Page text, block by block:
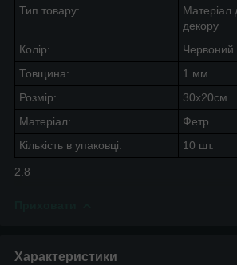
Тип товару:
Матеріал
декору
Колір:
Червоний
Товщина:
1 мм.
Розмір:
30х20см
Матеріал:
Фетр
Кількість в упаковці:
10 шт.
2.8
Характеристики